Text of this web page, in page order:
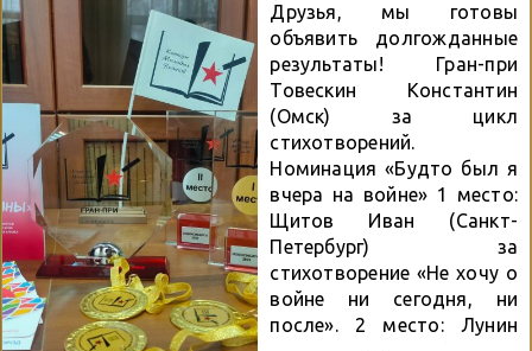
историко-культурного
наследия «Наследники
Будагова». Конкурс
проходит при поддержке
управления
общественных связей
мэрии города
Новосибирска. Праздник
открыла «Песня
Сталинской дивизии» на
стихи Бориса Богаткова в
исполнении Николая
Пушкарёва, уже ставшая
Друзья, мы готовы
объявить долгожданные
результаты! Гран-при
Товескин Константин
(Омск) за цикл
стихотворений.
Номинация «Будто был я
вчера на войне» 1 место:
Щитов Иван (Санкт-
Петербург) за
стихотворение «Не хочу о
войне ни сегодня, ни
после». 2 место: Лунин